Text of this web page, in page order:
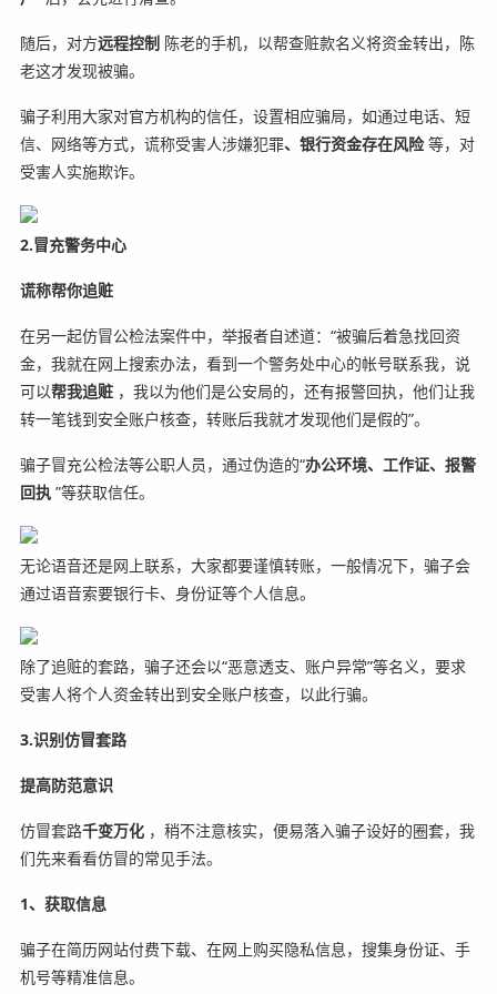
随后，对方远程控制陈老的手机，以帮查赃款名义将资金转出，陈
老这才发现被骗。
骗子利用大家对官方机构的信任，设置相应骗局，如通过电话、短
信、网络等方式，谎称受害人涉嫌犯罪、银行资金存在风险等，对
受害人实施欺诈。
2.冒充警务中心
谎称帮你追赃
在另一起仿冒公检法案件中，举报者自述道：“被骗后着急找回资
金，我就在网上搜索办法，看到一个警务处中心的帐号联系我，说
可以帮我追赃，我以为他们是公安局的，还有报警回执，他们让我
转一笔钱到安全账户核查，转账后我就才发现他们是假的”。
骗子冒充公检法等公职人员，通过伪造的“办公环境、工作证、报警
回执”等获取信任。
无论语音还是网上联系，大家都要谨慎转账，一般情况下，骗子会
通过语音索要银行卡、身份证等个人信息。
除了追赃的套路，骗子还会以“恶意透支、账户异常”等名义，要求
受害人将个人资金转出到安全账户核查，以此行骗。
3.识别仿冒套路
提高防范意识
仿冒套路千变万化，稍不注意核实，便易落入骗子设好的圈套，我
们先来看看仿冒的常见手法。
1、获取信息
骗子在简历网站付费下载、在网上购买隐私信息，搜集身份证、手
机号等精准信息。